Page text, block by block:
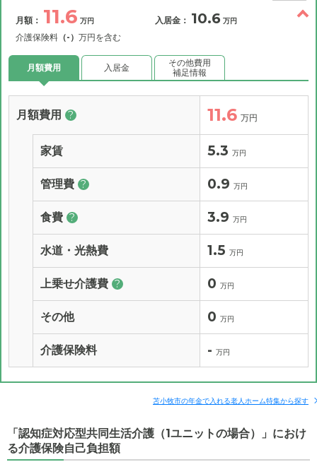
月額： 11.6 万円
介護保険料 （-） 万円を含む
入居金： 10.6 万円
月額費用 入居金
その他費用
補足情報
月額費用 ? 11.6 万円
家賃 5.3 万円
管理費 ? 0.9 万円
食費 ? 3.9 万円
水道・光熱費 1.5 万円
上乗せ介護費 ? 0 万円
その他 0 万円
介護保険料 - 万円
苫小牧市の年金で入れる老人ホーム特集から探す
「認知症対応型共同生活介護（1ユニットの場合）」におけ
る介護保険自己負担額